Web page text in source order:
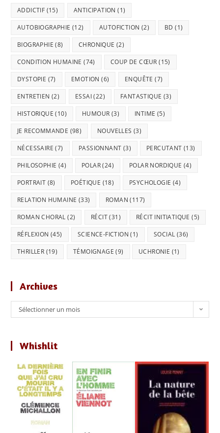
ADDICTIF (15) ANTICIPATION (1)
AUTOBIOGRAPHIE (12) AUTOFICTION (2) BD (1)
BIOGRAPHIE (8) CHRONIQUE (2)
CONDITION HUMAINE (74) COUP DE CŒUR (15)
DYSTOPIE (7) EMOTION (6) ENQUÊTE (7)
ENTRETIEN (2) ESSAI(22) FANTASTIQUE (3)
HISTORIQUE (10) HUMOUR (3) INTIME (5)
JE RECOMMANDE (98) NOUVELLES (3)
NÉCESSAIRE (7) PASSIONNANT (3) PERCUTANT (13)
PHILOSOPHIE (4) POLAR(24) POLAR NORDIQUE (4)
PORTRAIT (8) POÉTIQUE (18) PSYCHOLOGIE (4)
RELATION HUMAINE (33) ROMAN (117)
ROMAN CHORAL (2) RÉCIT(31) RÉCIT INITIATIQUE (5)
RÉFLEXION (45) SCIENCE-FICTION (1) SOCIAL (36)
THRILLER (19) TÉMOIGNAGE (9) UCHRONIE (1)
Archives
Archives
Sélectionner un mois
Whishlit